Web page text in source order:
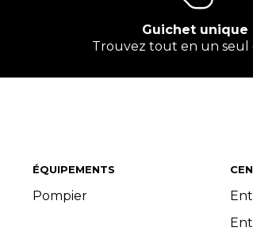
Guichet unique
Trouvez tout en un seul
ÉQUIPEMENTS
Pompier